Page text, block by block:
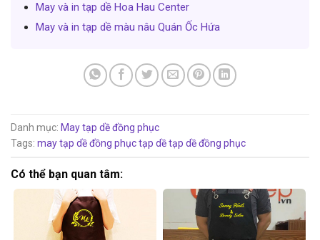
May và in tạp dề Hoa Hau Center
May và in tạp dề màu nâu Quán Ốc Hứa
Danh mục: May tạp dề đồng phục
Tags: may tạp dề đồng phụctạp dềtạp dề đồng phục
Có thể bạn quan tâm: